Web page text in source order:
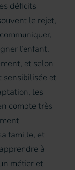
déficits
le rejet,
l’enfant.
et selon
sensibilisée et
les
compte très
famille, et
à
métier et